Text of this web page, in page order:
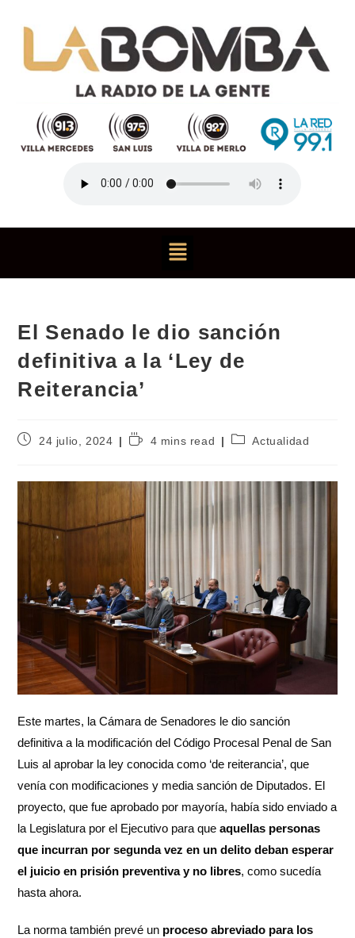
El Senado le dio sanción
definitiva a la ‘Ley de
Reiterancia’
24 julio, 2024 4 mins read Actualidad
Este martes, la Cámara de Senadores le dio sanción
definitiva a la modificación del Código Procesal Penal de San
Luis al aprobar la ley conocida como ‘de reiterancia’, que
venía con modificaciones y media sanción de Diputados. El
proyecto, que fue aprobado por mayoría, había sido enviado a
la Legislatura por el Ejecutivo para queaquellas personas
que incurran por segunda vez en un delito deban esperar
el juicio en prisión preventiva y no libres, como sucedía
hasta ahora.
La norma también prevé un proceso abreviado para los